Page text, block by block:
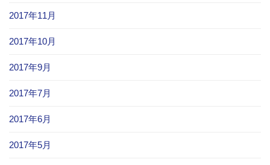
2017年11月
2017年10月
2017年9月
2017年7月
2017年6月
2017年5月